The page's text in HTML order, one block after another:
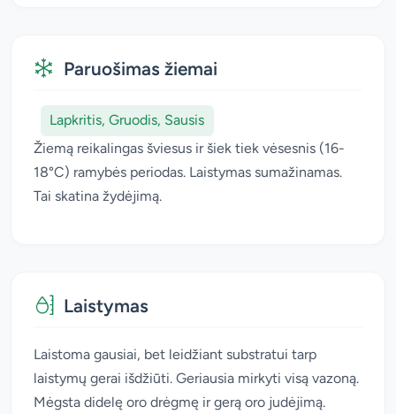
Paruošimas žiemai
Lapkritis, Gruodis, Sausis
Žiemą reikalingas šviesus ir šiek tiek vėsesnis (16-
18°C) ramybės periodas. Laistymas sumažinamas.
Tai skatina žydėjimą.
Laistymas
Laistoma gausiai, bet leidžiant substratui tarp
laistymų gerai išdžiūti. Geriausia mirkyti visą vazoną.
Mėgsta didelę oro drėgmę ir gerą oro judėjimą.